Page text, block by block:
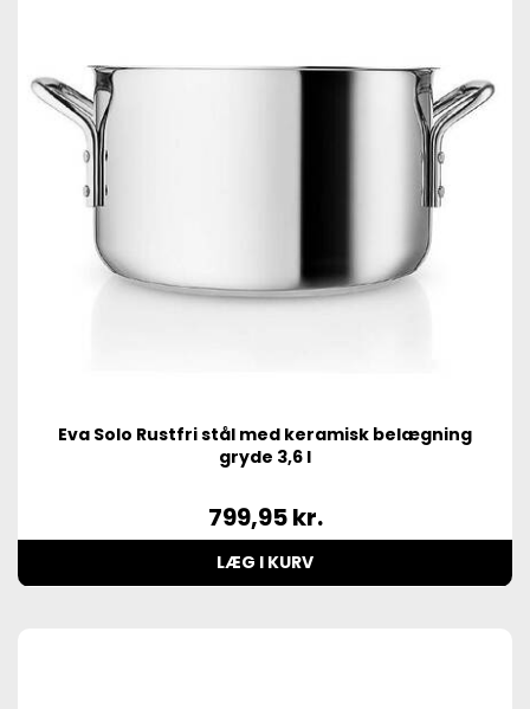
Eva Solo Rustfri stål med keramisk belægning
gryde 3,6 l
799,95kr.
LÆG I KURV